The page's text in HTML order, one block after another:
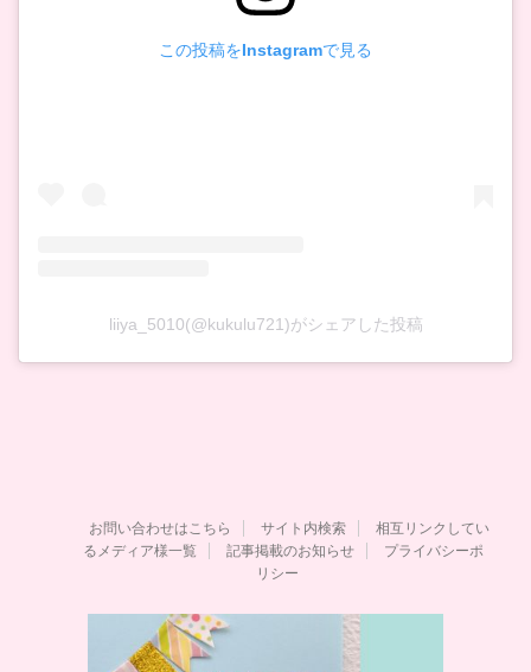
この投稿をInstagramで見る
liiya_5010(@kukulu721)がシェアした投稿
お問い合わせはこちら サイト内検索
相互リンクしてい
るメディア様一覧
記事掲載のお知らせ
プライバシーポ
リシー